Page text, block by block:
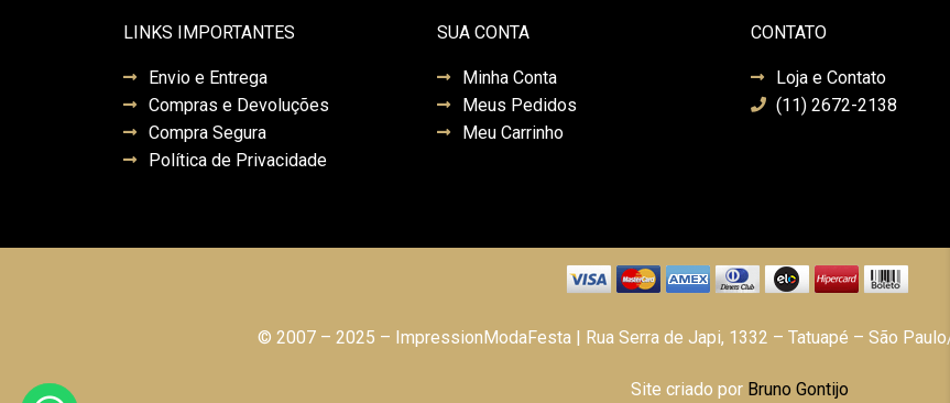
LINKS IMPORTANTES
Envio e Entrega
Compras e Devoluções
Compra Segura
Política de Privacidade
SUA CONTA
Minha Conta
Meus Pedidos
Meu Carrinho
CONTATO
Loja e Contato
(11) 2672-2138
© 2007 – 2025 – ImpressionModaFesta | Rua Serra de Japi, 1332 – Tatuapé – São
Site criado por Bruno Gontijo